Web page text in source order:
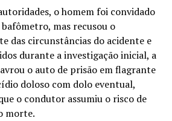
o homem foi convidado
mas recusou o
das circunstâncias do acidente e
durante a investigação inicial, a
o auto de prisão em flagrante
doloso com dolo eventual,
o condutor assumiu o risco de
morte.